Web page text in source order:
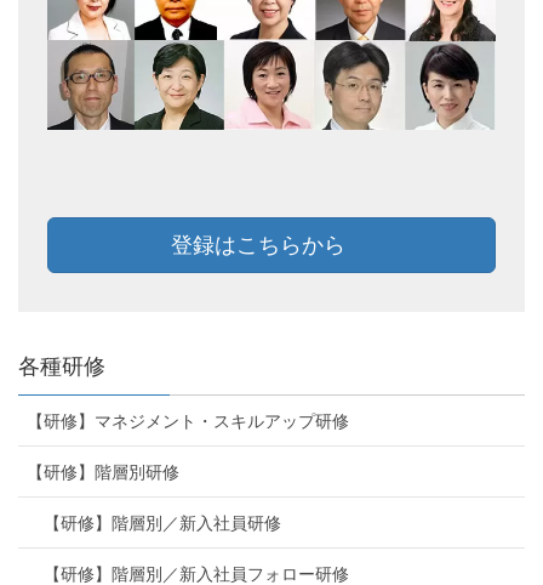
登録はこちらから
各種研修
【研修】マネジメント・スキルアップ研修
【研修】階層別研修
【研修】階層別／新入社員研修
【研修】階層別／新入社員フォロー研修